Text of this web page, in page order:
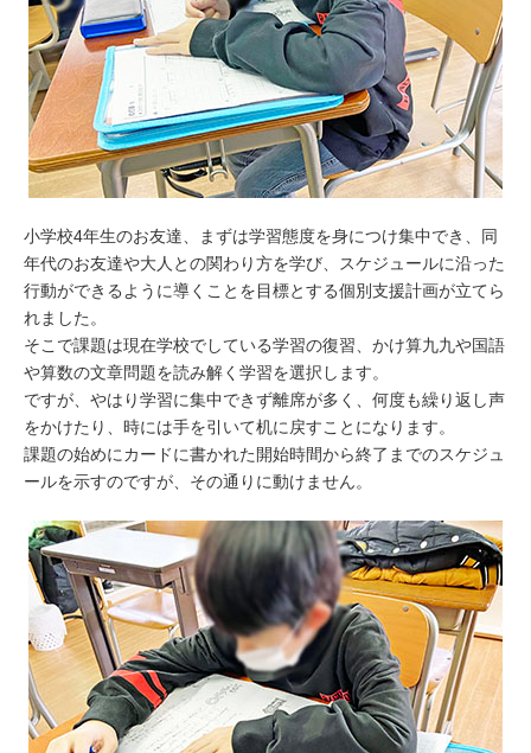
小学校4年生のお友達、まずは学習態度を身につけ集中でき、同
年代のお友達や大人との関わり方を学び、スケジュールに沿った
行動ができるように導くことを目標とする個別支援計画が立てら
れました。
そこで課題は現在学校でしている学習の復習、かけ算九九や国語
や算数の文章問題を読み解く学習を選択します。
ですが、やはり学習に集中できず離席が多く、何度も繰り返し声
をかけたり、時には手を引いて机に戻すことになります。
課題の始めにカードに書かれた開始時間から終了までのスケジュ
ールを示すのですが、その通りに動けません。